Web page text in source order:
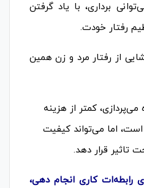
برداری، با یاد گرفتن
رفتار خودت.
از رفتار مرد و زن همین
کمتر از هزینه
اما می‌تواند کیفیت
تاثیر قرار دهد.
رابطه‌ات کاری انجام دهی،